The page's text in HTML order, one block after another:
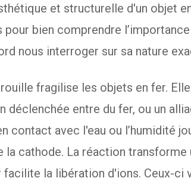
et structurelle d'un objet
pour bien comprendre
nous interroger sur sa nature
fragilise les objets en fer.
entre du fer, ou un
contact avec l'eau ou l’humidité
la cathode. La réaction
la libération d'ions. Ceux-ci